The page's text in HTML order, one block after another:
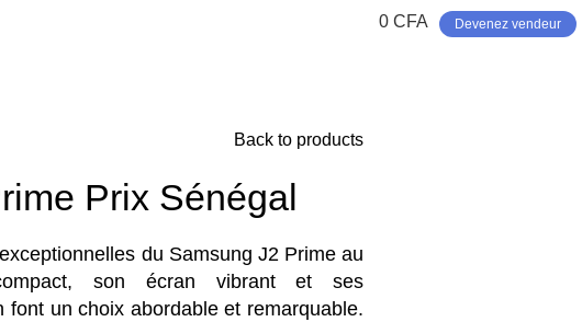
0 CFA Devenez vendeur
Back to products
Prix Sénégal
du Samsung J2 Prime au
son écran vibrant et ses
font un choix abordable et remarquable.